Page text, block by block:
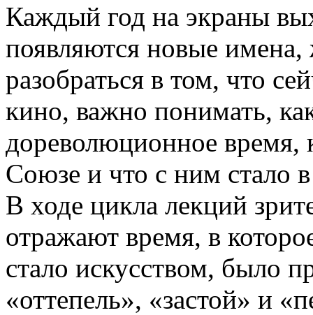
Каждый год на экраны
появляются новые
разобраться в том, что
кино, важно понимать,
дореволюционное время,
Союзе и что с ним стало
В ходе цикла лекций
отражают время, в
стало искусством, было
«оттепель», «застой» и